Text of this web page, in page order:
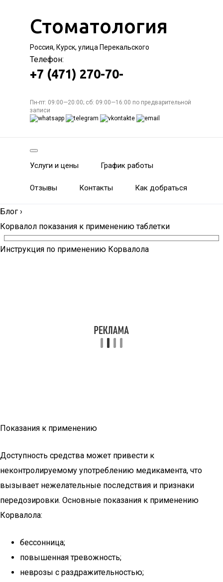
Стоматология
Россия, Курск, улица Перекальского
Телефон:
+7 (471) 270-70-
Пн-пт: 09:00—20:00; сб: 09:00—16:00 по предварительной
записи
Услуги и цены График работы
Отзывы Контакты Как добраться
Блог ›
Корвалол показания к применению таблетки
Инструкция по применению Корвалола
Показания к применению
Доступность средства может привести к
неконтролируемому употреблению медикамента, что
вызывает нежелательные последствия и признаки
передозировки. Основные показания к применению
Корвалола:
бессонница;
повышенная тревожность;
неврозы с раздражительностью;